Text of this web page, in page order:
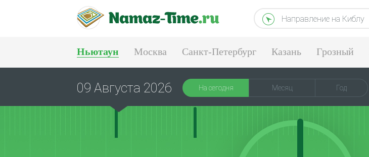
Направление на Киблу
Ньютаун Москва Санкт-Петербург Казань Грозный
09 Августа 2026 На сегодня Месяц Год